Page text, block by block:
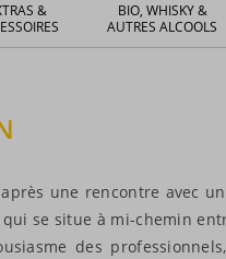
&
BIO, WHISKY &
AUTRES ALCOOLS
une rencontre avec
qui se situe à mi-chemin
des